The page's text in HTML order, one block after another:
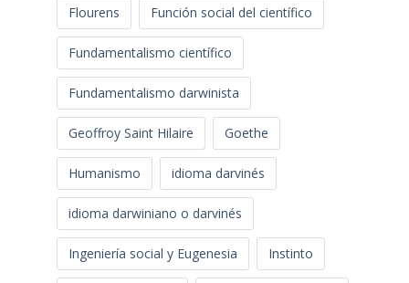
Flourens Función social del científico
Fundamentalismo científico
Fundamentalismo darwinista
Geoffroy Saint Hilaire Goethe
Humanismo idioma darvinés
idioma darwiniano o darvinés
Ingeniería social y Eugenesia Instinto